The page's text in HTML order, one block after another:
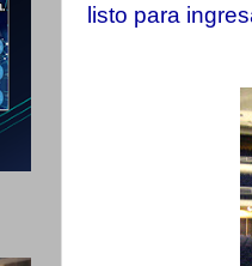
listo para